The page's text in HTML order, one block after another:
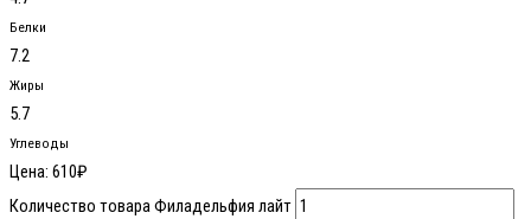
Белки
7.2
Жиры
5.7
Углеводы
Цена: 610₽
Количество товара Филадельфия лайт